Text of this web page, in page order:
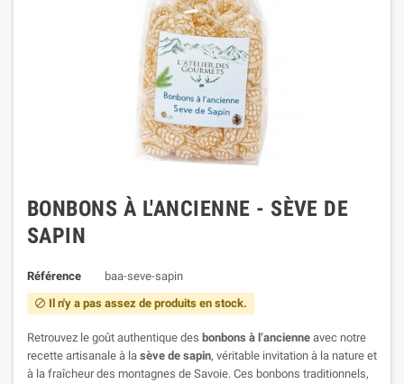
BONBONS À L'ANCIENNE - SÈVE DE
SAPIN
Référence baa-seve-sapin
 Il n'y a pas assez de produits en stock.
Retrouvez le goût authentique des bonbons à l’ancienne avec notre
recette artisanale à la sève de sapin, véritable invitation à la nature et
à la fraîcheur des montagnes de Savoie. Ces bonbons traditionnels,